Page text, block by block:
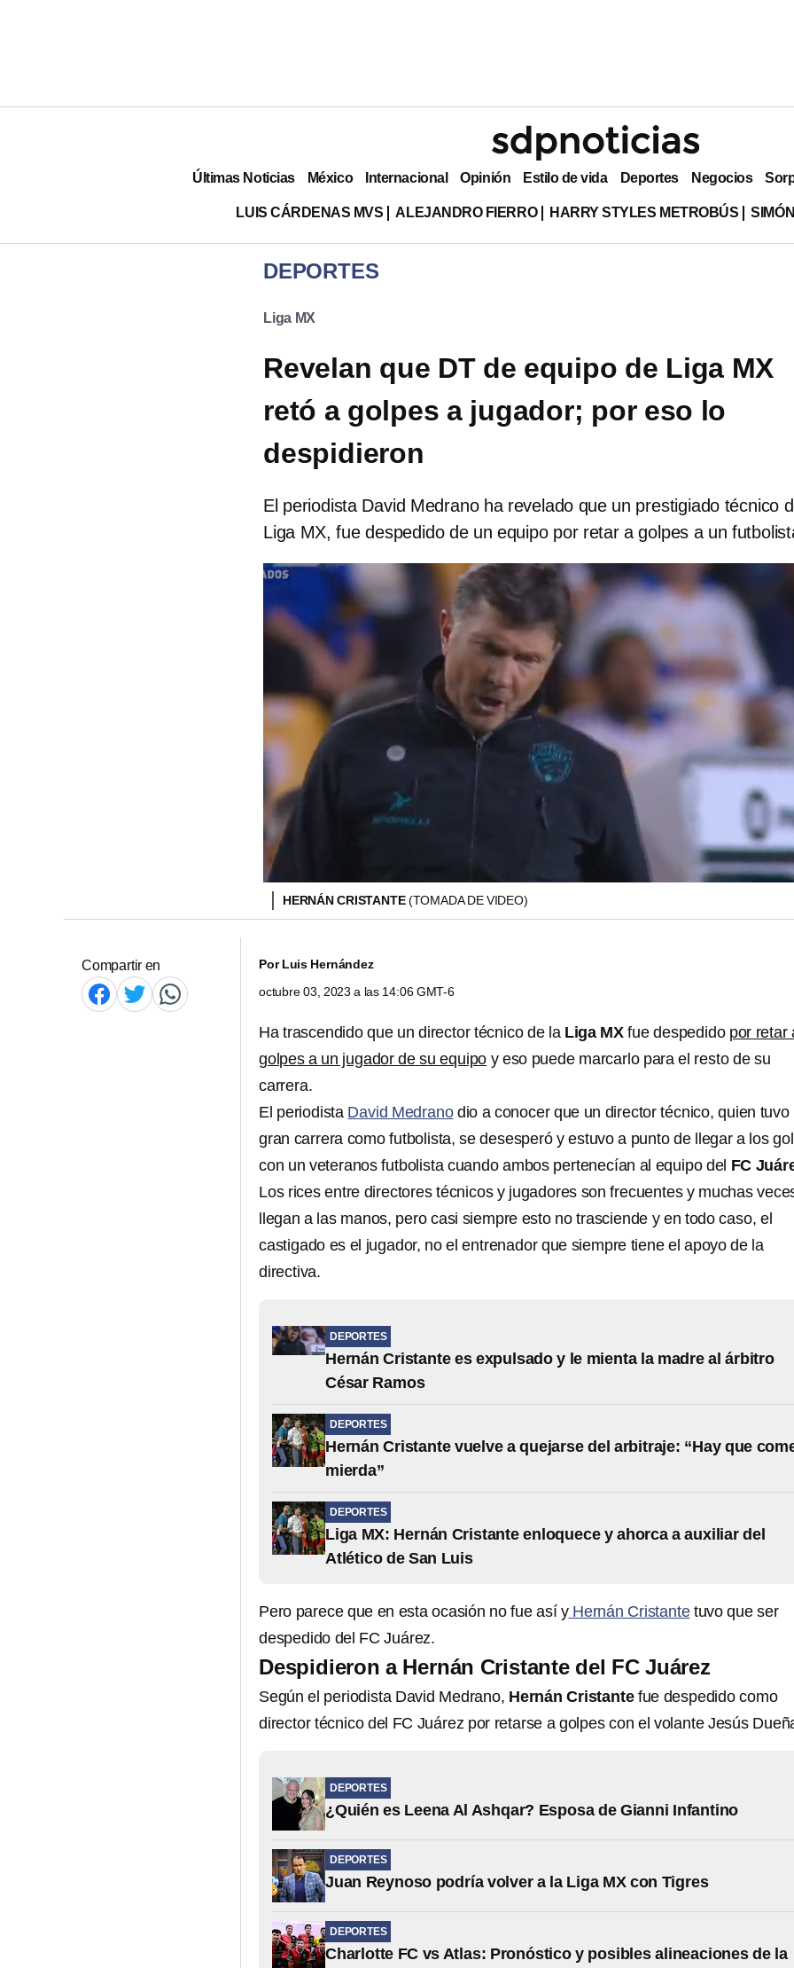
Últimas Noticias México Internacional Opinión Estilo de vida Deportes Negocios
LUIS CÁRDENAS MVS ALEJANDRO FIERRO HARRY STYLES METROBÚS
DEPORTES
Liga MX
Revelan que DT de equipo de Liga MX
retó a golpes a jugador; por eso lo
despidieron
El periodista David Medrano ha revelado que un prestigiado técnico
Liga MX, fue despedido de un equipo por retar a golpes a un
HERNÁN CRISTANTE(TOMADA DE VIDEO)
Compartir en PorLuis Hernández
octubre 03, 2023 a las 14:06 GMT-6
Ha trascendido que un director técnico de la Liga MX fue despedido por retar
golpes a un jugador de su equipo y eso puede marcarlo para el resto de su
carrera.
El periodista David Medranodio a conocer que un director técnico, quien tuvo
gran carrera como futbolista, se desesperó y estuvo a punto de llegar a los
con un veteranos futbolista cuando ambos pertenecían al equipo del FC
Los rices entre directores técnicos y jugadores son frecuentes y muchas
llegan a las manos, pero casi siempre esto no trasciende y en todo caso, el
castigado es el jugador, no el entrenador que siempre tiene el apoyo de la
directiva.
DEPORTES
Hernán Cristante es expulsado y le mienta la madre al árbitro
César Ramos
DEPORTES
Hernán Cristante vuelve a quejarse del arbitraje: “Hay que
mierda”
DEPORTES
Liga MX: Hernán Cristante enloquece y ahorca a auxiliar del
Atlético de San Luis
Pero parece que en esta ocasión no fue así yHernán Cristantetuvo que ser
despedido del FC Juárez.
Despidieron a Hernán Cristante del FC Juárez
Según el periodista David Medrano, Hernán Cristantefue despedido como
director técnico del FC Juárez por retarse a golpes con el volante Jesús
DEPORTES
¿Quién es Leena Al Ashqar? Esposa de Gianni Infantino
DEPORTES
Juan Reynoso podría volver a la Liga MX con Tigres
DEPORTES
Charlotte FC vs Atlas: Pronóstico y posibles alineaciones de la